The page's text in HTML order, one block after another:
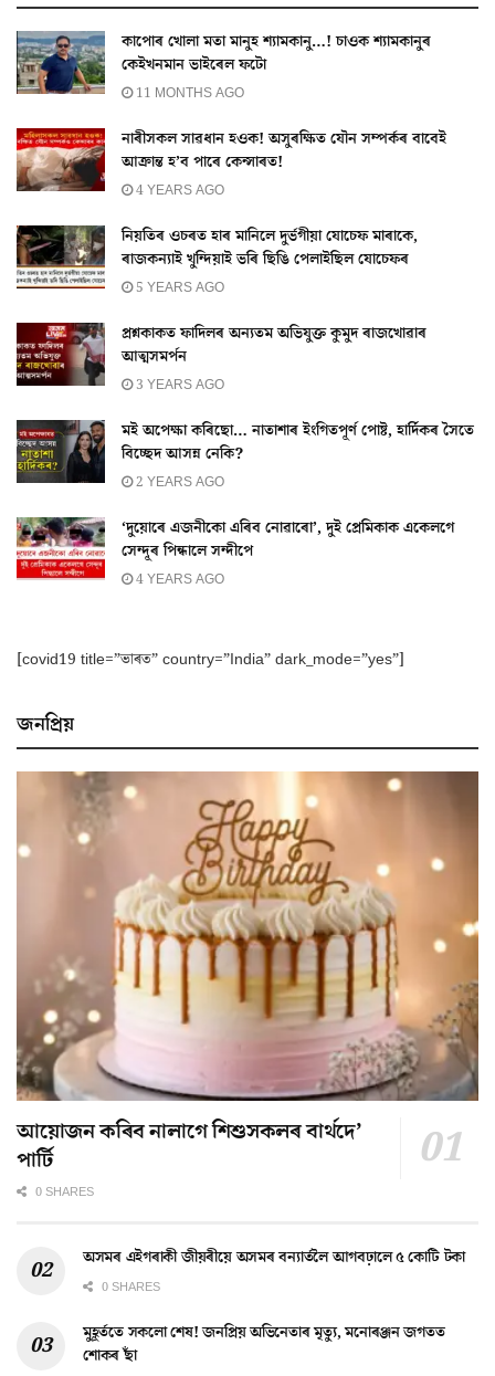
কাপোৰ খোলা মতা মানুহ শ্যামকানু…! চাওক শ্যামকানুৰ
কেইখনমান ভাইৰেল ফটো
11 MONTHS AGO
নাৰীসকল সাৱধান হওক! অসুৰক্ষিত যৌন সম্পৰ্কৰ বাবেই
আক্ৰান্ত হ’ব পাৰে কেন্সাৰত!
4 YEARS AGO
নিয়তিৰ ওচৰত হাৰ মানিলে দুৰ্ভগীয়া যোচেফ মাৰাকে,
ৰাজকন্যাই খুন্দিয়াই ভৰি ছিঙি পেলাইছিল যোচেফৰ
5 YEARS AGO
প্ৰশ্নকাকত ফাদিলৰ অন্যতম অভিযুক্ত কুমুদ ৰাজখোৱাৰ
আত্মসমৰ্পন
3 YEARS AGO
মই অপেক্ষা কৰিছো… নাতাশাৰ ইংগিতপূৰ্ণ পোষ্ট, হাৰ্দিকৰ সৈতে
বিচ্ছেদ আসন্ন নেকি?
2 YEARS AGO
‘দুয়োৰে এজনীকো এৰিব নোৱাৰো’, দুই প্ৰেমিকাক একেলগে
সেন্দূৰ পিন্ধালে সন্দীপে
4 YEARS AGO
[covid19 title=”ভাৰত” country=”India” dark_mode=”yes”]
জনপ্ৰিয়
আয়োজন কৰিব নালাগে শিশুসকলৰ বাৰ্থদে’
পাৰ্টি
0 SHARES
অসমৰ এইগৰাকী জীয়ৰীয়ে অসমৰ বন্যাৰ্তলৈ আগবঢ়ালে ৫ কোটি টকা
0 SHARES
মুহূৰ্ততে সকলো শেষ! জনপ্ৰিয় অভিনেতাৰ মৃত্যু, মনোৰঞ্জন জগতত
শোকৰ ছাঁ